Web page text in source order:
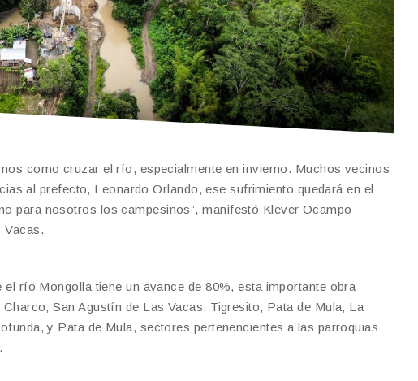
como cruzar el río, especialmente en invierno. Muchos vecinos
al prefecto, Leonardo Orlando, ese sufrimiento quedará en el
para nosotros los campesinos”, manifestó Klever Ocampo
Vacas.
río Mongolla tiene un avance de 80%, esta importante obra
San Agustín de Las Vacas, Tigresito, Pata de Mula, La
y Pata de Mula, sectores pertenencientes a las parroquias